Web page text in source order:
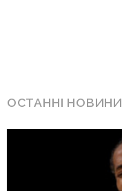
ОСТАННІ НОВИНИ